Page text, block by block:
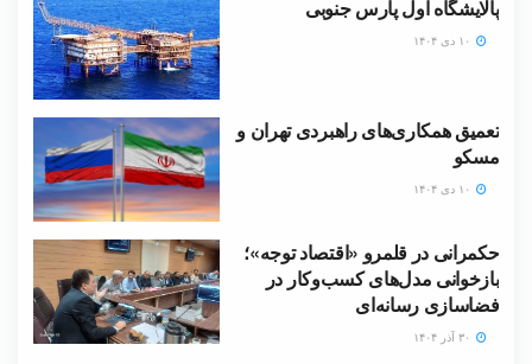
پالایشگاه اول پارس جنوبی
تعمیق همکاری‌های راهبردی تهران و
مسکو
حکمرانی در قلمرو «اقتصاد توجه»؛
بازخوانی مدل‌های کسب‌وکار در
فضاسازی رسانه‌ای